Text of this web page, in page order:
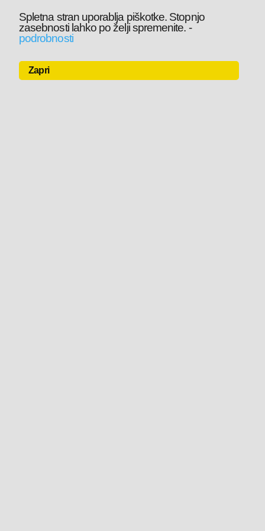
Spletna stran uporablja piškotke. Stopnjo
zasebnosti lahko po želji spremenite. -
podrobnosti
Zapri